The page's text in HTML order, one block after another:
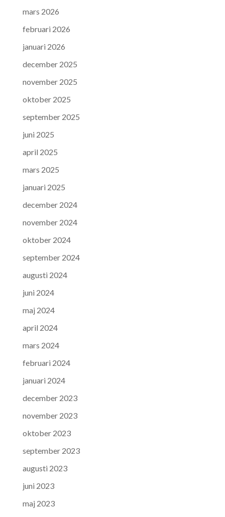
mars 2026
februari 2026
januari 2026
december 2025
november 2025
oktober 2025
september 2025
juni 2025
april 2025
mars 2025
januari 2025
december 2024
november 2024
oktober 2024
september 2024
augusti 2024
juni 2024
maj 2024
april 2024
mars 2024
februari 2024
januari 2024
december 2023
november 2023
oktober 2023
september 2023
augusti 2023
juni 2023
maj 2023